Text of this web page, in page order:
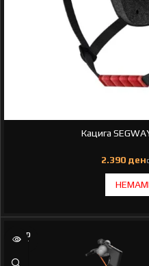
Кацига
SOLD
OUT